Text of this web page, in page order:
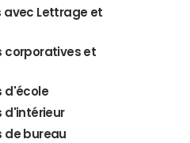
avec Lettrage et
corporatives et
d'école
d'intérieur
de bureau